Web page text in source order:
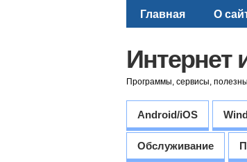
Главная О
Интернет
Программы, сервисы,
Android/iOS
Обслуживание